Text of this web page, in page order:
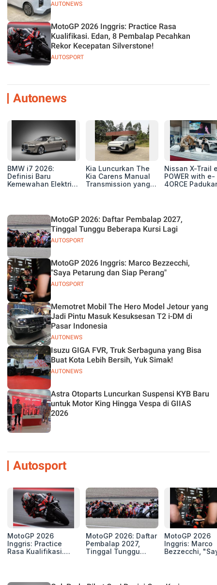
AUTONEWS
AUTOSPORT
MotoGP 2026 Inggris: Practice Rasa
Kualifikasi. Edan, 8 Pembalap Pecahkan
Rekor Kecepatan Silverstone!
Autonews
BMW i7 2026:
Definisi Baru
Kemewahan Elektrik
Kia Luncurkan The
Kia Carens Manual
Transmission yang
Nissan X-Trail
POWER with e-
4ORCE
AUTOSPORT
MotoGP 2026: Daftar Pembalap 2027,
Tinggal Tunggu Beberapa Kursi Lagi
AUTOSPORT
MotoGP 2026 Inggris: Marco Bezzecchi,
"Saya Petarung dan Siap Perang"
AUTONEWS
Memotret Mobil The Hero Model Jetour yang
Jadi Pintu Masuk Kesuksesan T2 i-DM di
Pasar Indonesia
AUTONEWS
Isuzu GIGA FVR, Truk Serbaguna yang Bisa
Buat Kota Lebih Bersih, Yuk Simak!
Astra Otoparts Luncurkan Suspensi KYB Baru
untuk Motor King Hingga Vespa di GIIAS
2026
Autosport
MotoGP 2026
Inggris: Practice
Rasa Kualifikasi.
Silverstone!
MotoGP 2026: Daftar
Pembalap 2027,
Tinggal Tunggu
MotoGP 2026
Inggris: Marco
Bezzecchi,